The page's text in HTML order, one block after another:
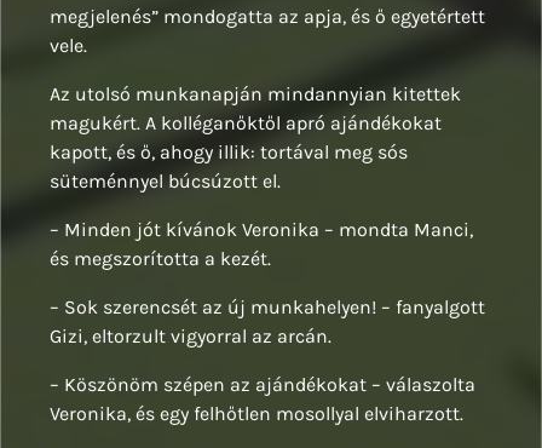
megjelenés” mondogatta az apja, és ő egyetértett
vele.
Az utolsó munkanapján mindannyian kitettek
magukért. A kolléganőktől apró ajándékokat
kapott, és ő, ahogy illik: tortával meg sós
süteménnyel búcsúzott el.
– Minden jót kívánok Veronika – mondta Manci,
és megszorította a kezét.
– Sok szerencsét az új munkahelyen! – fanyalgott
Gizi, eltorzult vigyorral az arcán.
– Köszönöm szépen az ajándékokat – válaszolta
Veronika, és egy felhőtlen mosollyal elviharzott.